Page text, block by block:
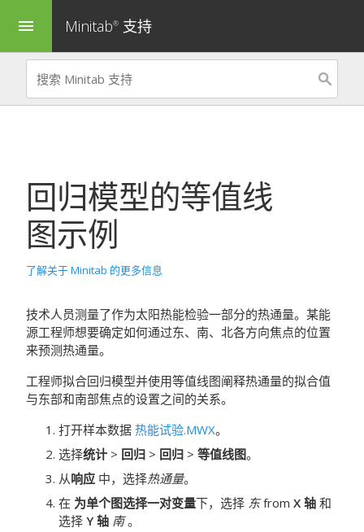
menu Minitab® 支持
回归模型的等值线
图示例
了解关于 Minitab 的更多信息
技术人员测量了作为太阳热能检验一部分的热通量。某能
源工程师想要确定如何通过东、南、北各方向焦点的位置
来预测热通量。
工程师拟合回归模型并使用等值线图阐释热通量的拟合值
与东部和南部焦点的设置之间的关系。
打开样本数据 热能试验.MWX。
选择统计 > 回归 > 回归 > 等值线图。
从响应 中，选择热通量。
在 为单个图选择一对变量下，选择 东from X 轴 和
选择 Y 轴 南。